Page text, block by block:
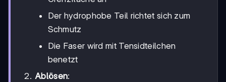
Der hydrophobe Teil richtet sich zum
Schmutz
Die Faser wird mit Tensidteilchen
benetzt
Ablösen: